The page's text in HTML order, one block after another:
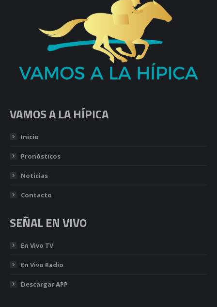
VAMOS A LA HÍPICA
Inicio
Pronósticos
Noticias
Contacto
SEÑAL EN VIVO
En Vivo TV
En Vivo Radio
Descargar APP